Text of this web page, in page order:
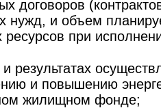
договоров
нужд, и объем
ресурсов при
результатах
и повышению
жилищном фонде;